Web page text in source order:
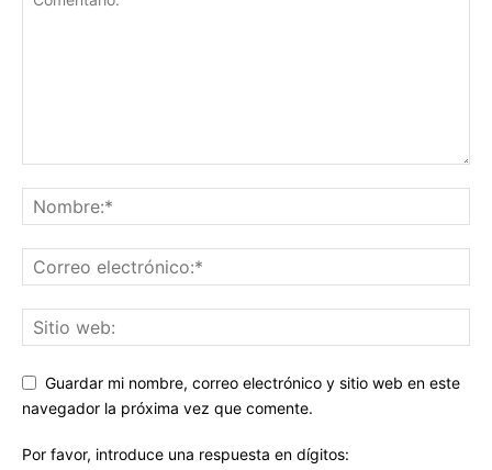
Guardar mi nombre, correo electrónico y sitio web en este
navegador la próxima vez que comente.
Por favor, introduce una respuesta en dígitos: